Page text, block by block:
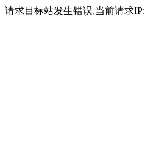
请求目标站发生错误,当前请求IP: